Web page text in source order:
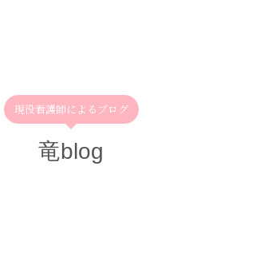
現役看護師によるブログ
竜blog